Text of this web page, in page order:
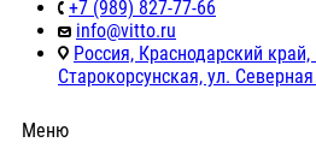
+7 (989) 827-77-66
info@vitto.ru
Россия, Краснодарский край,
Старокорсунская, ул.
Меню